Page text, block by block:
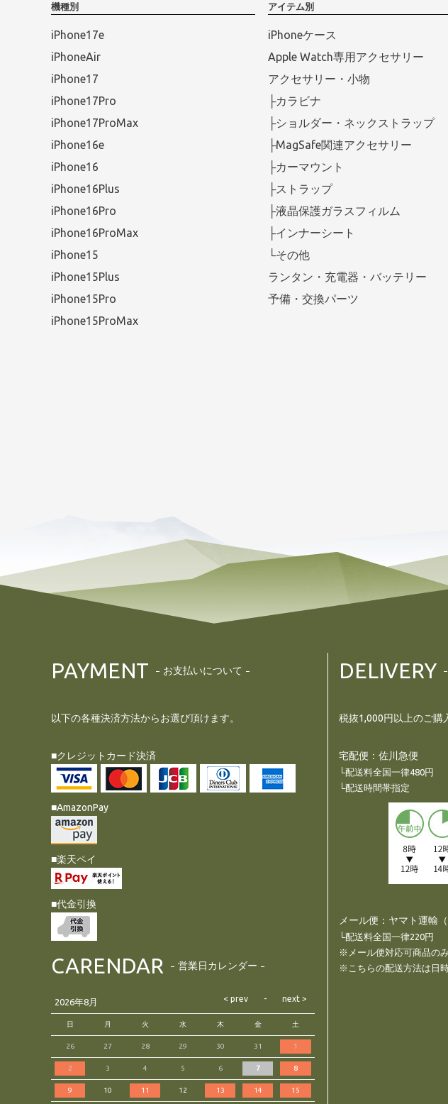
機種別
iPhone17e
iPhoneAir
iPhone17
iPhone17Pro
iPhone17ProMax
iPhone16e
iPhone16
iPhone16Plus
iPhone16Pro
iPhone16ProMax
iPhone15
iPhone15Plus
iPhone15Pro
iPhone15ProMax
アイテム別
iPhoneケース
Apple Watch専用アクセサリー
アクセサリー・小物
├カラビナ
├ショルダー・ネックストラップ
├MagSafe関連アクセサリー
├カーマウント
├ストラップ
├液晶保護ガラスフィルム
├インナーシート
└その他
ランタン・充電器・バッテリー
予備・交換パーツ
PAYMENT お支払いについて
以下の各種決済方法からお選び頂けます。
■クレジットカード決済
■AmazonPay
■楽天ペイ
■代金引換
CARENDAR 営業日カレンダー
2026年8月
日 月 火 水 木 金 土
26 27 28 29 30 31 1
2 3 4 5 6 7 8
9 10 11 12 13 14 15
DELIVERY
税抜1,000円以上のご購
宅配便：佐川急便
└配送料全国一律480円
└配送時間帯指定
メール便：ヤマト運輸（
└配送料全国一律220円
※メール便対応可商品の
※こちらの配送方法は日